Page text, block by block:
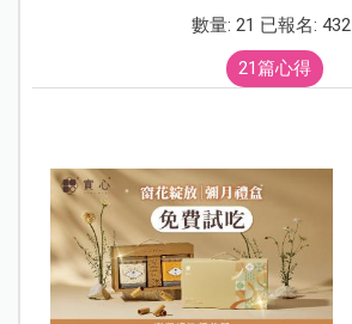
數量: 21 已報名: 432
21篇心得